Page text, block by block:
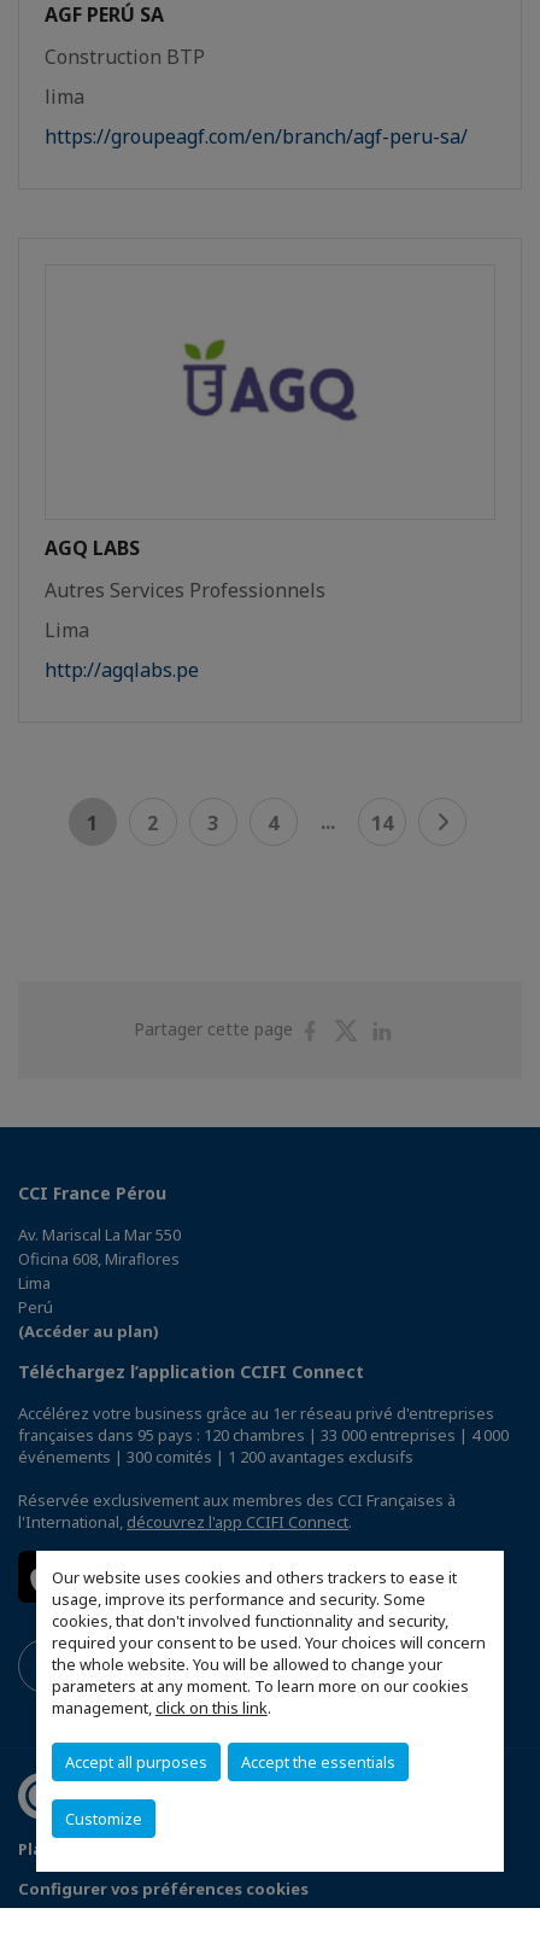
Our website uses cookies and others trackers to ease it
usage, improve its performance and security. Some
cookies, that don't involved functionnality and security,
required your consent to be used. Your choices will concern
the whole website. You will be allowed to change your
parameters at any moment. To learn more on our cookies
management,click on this link.
Accept all purposes Accept the essentials
Customize
AGF PERÚ SA
Construction BTP
lima
https://groupeagf.com/en/branch/agf-peru-sa/
AGQ LABS
Autres Services Professionnels
Lima
http://agqlabs.pe
1 2 3 4 ... 14
Partager cette page
PartagerPartager
CCI France Pérou
Av. Mariscal La Mar 550
Oficina 608, Miraflores
Lima
Perú
(Accéder au plan)
Téléchargez l’application CCIFI Connect
Accélérez votre business grâce au 1er réseau privé d'entreprises
françaises dans 95 pays : 120 chambres | 33 000 entreprises | 4 000
événements | 300 comités | 1 200 avantages exclusifs
Réservée exclusivement aux membres des CCI Françaises à
l'International, découvrez l'app CCIFI Connect.
Plan du site
Configurer vos préférences cookies